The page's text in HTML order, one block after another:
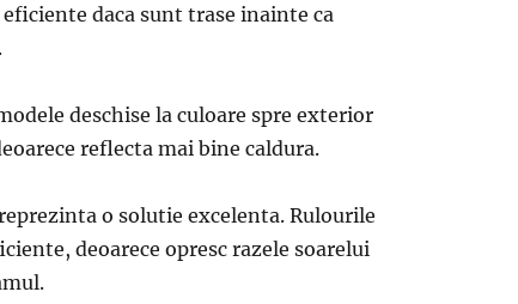
daca sunt trase inainte ca
deschise la culoare spre exterior
reflecta mai bine caldura.
o solutie excelenta. Rulourile
deoarece opresc razele soarelui